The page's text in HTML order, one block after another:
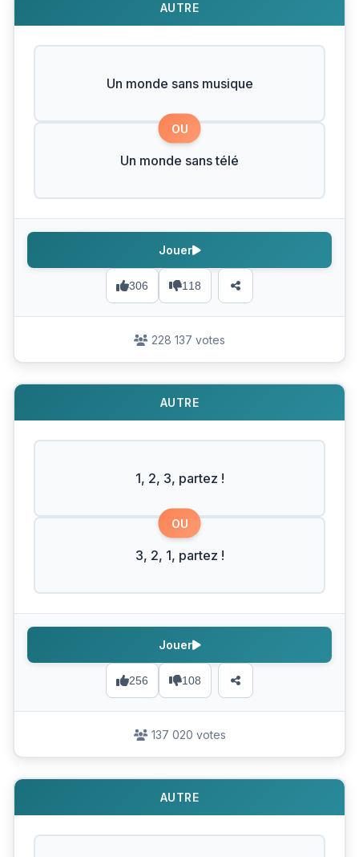
AUTRE
Un monde sans musique
OU
Un monde sans télé
306 118
Jouer
228 137 votes
AUTRE
1, 2, 3, partez !
OU
3, 2, 1, partez !
256 108
Jouer
137 020 votes
AUTRE